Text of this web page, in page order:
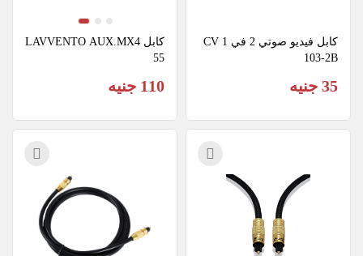
كابل فيديو صوتي 2 في 1 CV
103-2B
35 جنيه
كابل LAVVENTO AUX.MX4
55
110 جنيه